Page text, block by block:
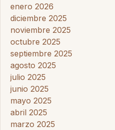
enero 2026
diciembre 2025
noviembre 2025
octubre 2025
septiembre 2025
agosto 2025
julio 2025
junio 2025
mayo 2025
abril 2025
marzo 2025